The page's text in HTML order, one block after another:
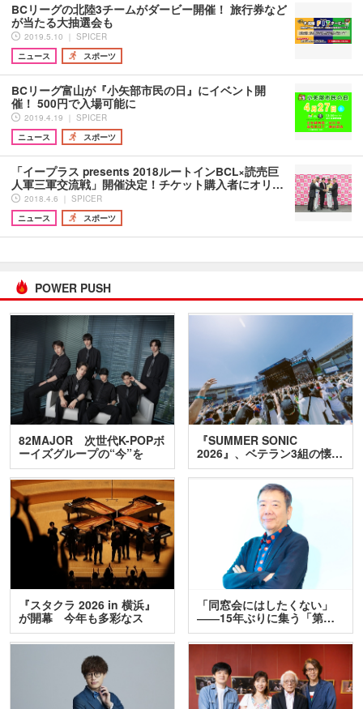
BCリーグの北陸3チームがダービー開催！ 旅行券など
が当たる大抽選会も
2019.5.10 ｜ SPICER
ニュース
スポーツ
BCリーグ富山が『小矢部市民の日』にイベント開
催！ 500円で入場可能に
2019.4.19 ｜ SPICER
ニュース
スポーツ
「イープラス presents 2018ルートインBCL×読売巨
人軍三軍交流戦」開催決定！チケット購入者にオリ…
2018.4.6 ｜ SPICER
ニュース
スポーツ
POWER PUSH
82MAJOR 次世代K-POPボ
ーイズグループの“今”を
訊…
『SUMMER SONIC
2026』、ベテラン3組の懐…
『スタクラ 2026 in 横浜』
が開幕 今年も多彩なス
テ…
「同窓会にはしたくない」
――15年ぶりに集う「第…